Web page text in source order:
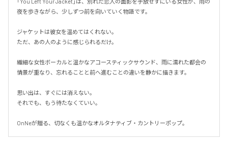
夜を歩きながら、少しずつ前を向いていく物語です。
ジャケットは彼女を温めてはくれない。
ただ、あの人のように感じられるだけ。
繊細な女性ボーカルと温かなアコースティックサウンド、雨に濡れた都会の
情景が重なり、忘れることと前へ進むことの違いを静かに描きます。
思い出は、すぐには消えない。
それでも、もう待たなくていい。
OnNeが贈る、切なくも温かなオルタナティブ・カントリーポップ。